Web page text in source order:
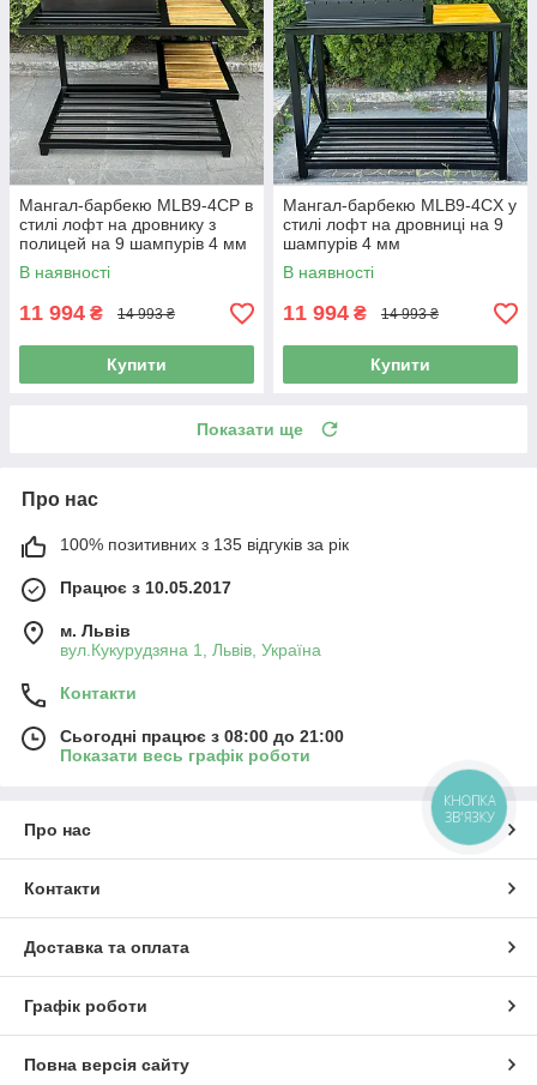
Мангал-барбекю MLB9-4CP в
стилі лофт на дровнику з
полицей на 9 шампурів 4 мм
В наявності
11 994 ₴ 14 993 ₴
Купити
Мангал-барбекю MLB9-4CX у
стилі лофт на дровниці на 9
шампурів 4 мм
В наявності
11 994 ₴ 14 993 ₴
Купити
Показати ще
Про нас
100% позитивних з 135 відгуків за рік
Працює з 10.05.2017
м. Львів
вул.Кукурудзяна 1, Львів, Україна
Контакти
Сьогодні працює з 08:00 до 21:00
Показати весь графік роботи
Про нас
Контакти
Доставка та оплата
Графік роботи
Повна версія сайту
КНОПКА
ЗВ'ЯЗКУ